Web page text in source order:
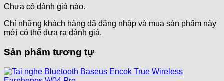
Chưa có đánh giá nào.
Chỉ những khách hàng đã đăng nhập và mua sản phẩm này
mới có thể đưa ra đánh giá.
Sản phẩm tương tự